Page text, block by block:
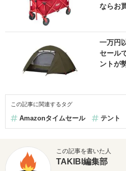
ならお
一万円
セール
ントが
この記事に関連するタグ
Amazonタイムセール テント
この記事を書いた人
TAKIBI編集部